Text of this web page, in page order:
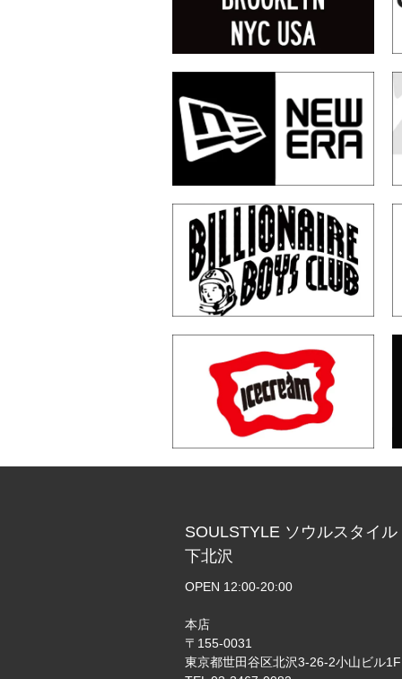
SOULSTYLE ソウルスタイル
下北沢
OPEN 12:00-20:00
本店
〒155-0031
東京都世田谷区北沢3-26-2小山ビル1F